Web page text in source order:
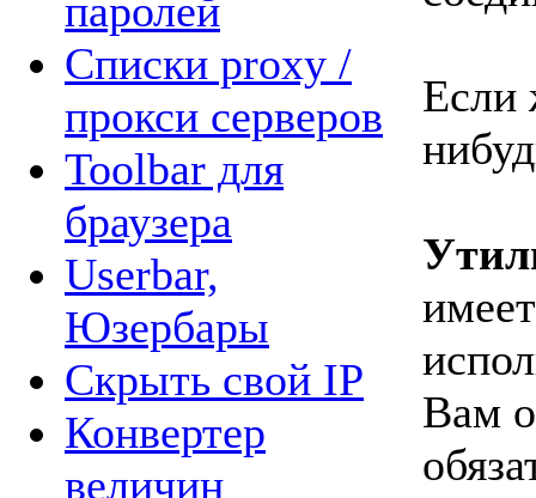
паролей
Списки proxy /
прокси серверов
Toolbar для
браузера
Userbar,
Юзербары
Cкрыть свой IP
Конвертер
величин
Если
Вам